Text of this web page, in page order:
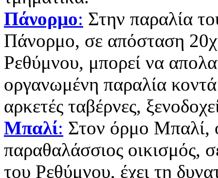
Πάνορμο: Στην παραλία
Πάνορμο, σε απόσταση
Ρεθύμνου, μπορεί να
οργανωμένη παραλία
αρκετές ταβέρνες,
Μπαλί: Στον όρμο Μπαλί,
παραθαλάσσιος οικισμός,
του Ρεθύμνου, έχει τη